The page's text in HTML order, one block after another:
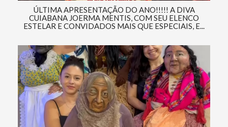
ÚLTIMA APRESENTAÇÃO DO ANO!!!!! A DIVA
CUIABANA JOERMA MENTIS, COM SEU ELENCO
ESTELAR E CONVIDADOS MAIS QUE ESPECIAIS, E...